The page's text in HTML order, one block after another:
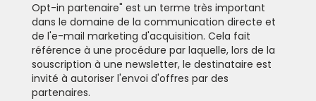
Opt-in partenaire" est un terme très important
dans le domaine de la communication directe et
de l'e-mail marketing d'acquisition. Cela fait
référence à une procédure par laquelle, lors de la
souscription à une newsletter, le destinataire est
invité à autoriser l'envoi d'offres par des
partenaires.